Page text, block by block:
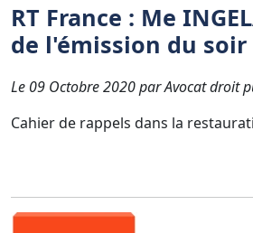
RT France : Me
de l'émission du soir
Le 09 Octobre 2020 par Avocat droit
Cahier de rappels dans la